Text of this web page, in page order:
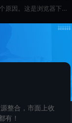
原因。这是浏览器下载
在购买获取之前确认好
整合，市面上收
有！